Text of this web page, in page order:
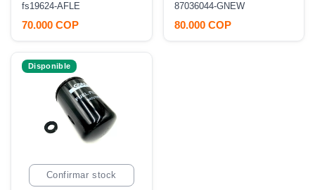
fs19624-AFLE
70.000 COP
87036044-GNEW
80.000 COP
Confirmar stock
Disponible